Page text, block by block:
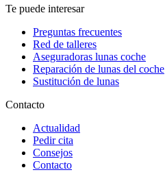
Te puede interesar
Preguntas frecuentes
Red de talleres
Aseguradoras lunas coche
Reparación de lunas del coche
Sustitución de lunas
Contacto
Actualidad
Pedir cita
Consejos
Contacto